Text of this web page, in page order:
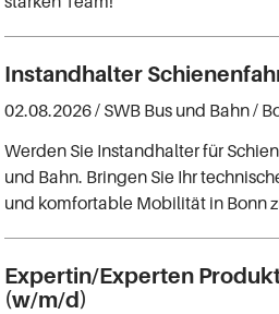
Instandhalter
02.08.2026 / SWB Bus und Bahn/
Werden Sie Instandhalter für
und Bahn. Bringen Sie Ihr
und komfortable Mobilität in Bonn
Expertin/Experten
(w/m/d)